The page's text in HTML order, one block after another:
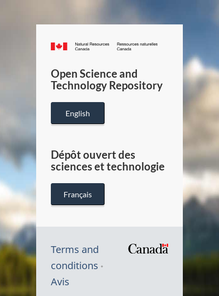
Canada.ca
/
Canada
Open Science and
Technology Repository
English
Dépôt ouvert des
sciences et technologie
Français
Terms and
conditions
Avis
Symbole